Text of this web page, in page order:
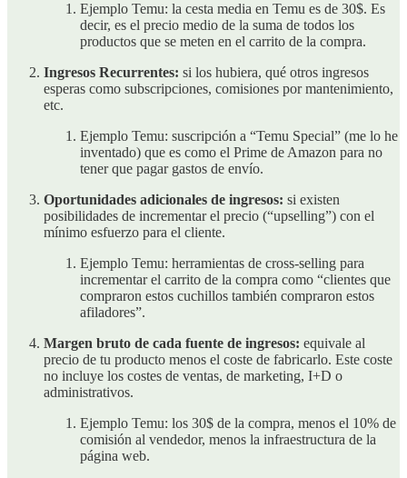
Ejemplo Temu: la cesta media en Temu es de 30$. Es
decir, es el precio medio de la suma de todos los
productos que se meten en el carrito de la compra.
Ingresos Recurrentes: si los hubiera, qué otros ingresos
esperas como subscripciones, comisiones por mantenimiento,
etc.
Ejemplo Temu: suscripción a “Temu Special” (me lo he
inventado) que es como el Prime de Amazon para no
tener que pagar gastos de envío.
Oportunidades adicionales de ingresos: si existen
posibilidades de incrementar el precio (“upselling”) con el
mínimo esfuerzo para el cliente.
Ejemplo Temu: herramientas de cross-selling para
incrementar el carrito de la compra como “clientes que
compraron estos cuchillos también compraron estos
afiladores”.
Margen bruto de cada fuente de ingresos: equivale al
precio de tu producto menos el coste de fabricarlo. Este coste
no incluye los costes de ventas, de marketing, I+D o
administrativos.
Ejemplo Temu: los 30$ de la compra, menos el 10% de
comisión al vendedor, menos la infraestructura de la
página web.